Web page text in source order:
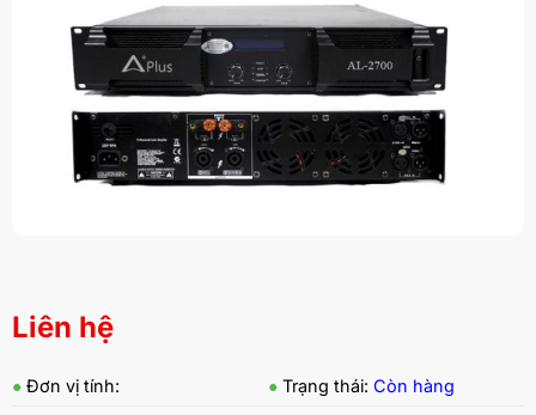
Liên hệ
● Đơn vị tính: ● Trạng thái: Còn hàng